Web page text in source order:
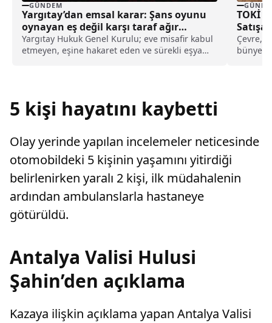
GÜNDEM
Yargıtay’dan emsal karar: Şans oyunu
oynayan eş değil karşı taraf ağır
kusurlu sayıldı
Yargıtay Hukuk Genel Kurulu; eve misafir kabul
etmeyen, eşine hakaret eden ve sürekli eşya
TOKİ
Satışa
Çevre,
5 kişi hayatını kaybetti
Olay yerinde yapılan incelemeler neticesinde
otomobildeki 5 kişinin yaşamını yitirdiği
belirlenirken yaralı 2 kişi, ilk müdahalenin
ardından ambulanslarla hastaneye
götürüldü.
Antalya Valisi Hulusi
Şahin’den açıklama
Kazaya ilişkin açıklama yapan Antalya Valisi